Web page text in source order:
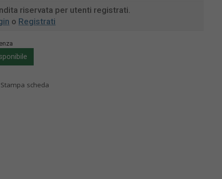
riservata per utenti registrati.
o Registrati
Stampa scheda